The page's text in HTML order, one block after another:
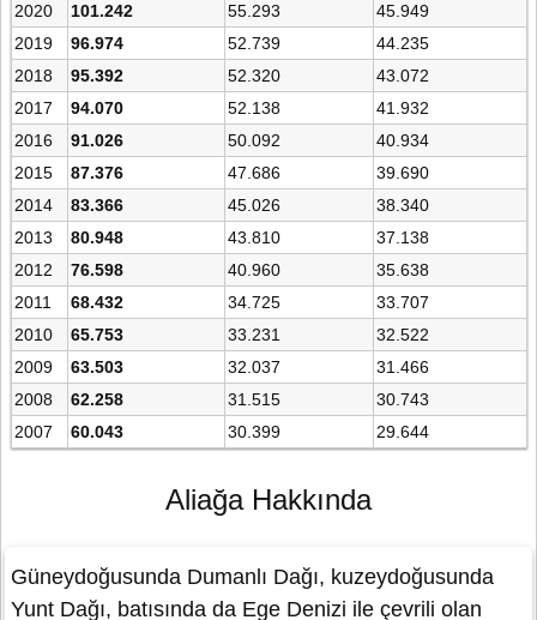
2020
101.242 55.293
45.949
2019
96.974 52.739
44.235
2018
95.392 52.320
43.072
2017
94.070 52.138
41.932
2016
91.026 50.092
40.934
2015
87.376 47.686
39.690
2014
83.366 45.026
38.340
2013
80.948 43.810
37.138
2012
76.598 40.960
35.638
2011
68.432 34.725
33.707
2010
65.753 33.231
32.522
2009
63.503 32.037
31.466
2008
62.258 31.515
30.743
2007
60.043 30.399 29.644
Aliağa Hakkında
Güneydoğusunda Dumanlı Dağı, kuzeydoğusunda
Yunt Dağı, batısında da Ege Denizi ile çevrili olan